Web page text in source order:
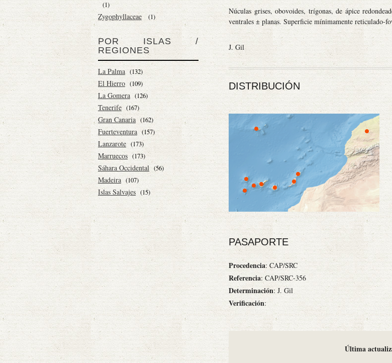
(1)
Zygophyllaceae (1)
POR ISLAS /
REGIONES
La Palma (132)
El Hierro (109)
La Gomera (126)
Tenerife (167)
Gran Canaria (162)
Fuerteventura (157)
Lanzarote (173)
Marruecos (173)
Sáhara Occidental (56)
Madeira (107)
Islas Salvajes (15)
Núculas grises, obovoides, trígonas, de ápice
ventrales ± planas. Superficie mínimamente reticulado-
J. Gil
DISTRIBUCIÓN
PASAPORTE
Procedencia: CAP/SRC
Referencia: CAP/SRC-356
Determinación: J. Gil
Verificación:
Última